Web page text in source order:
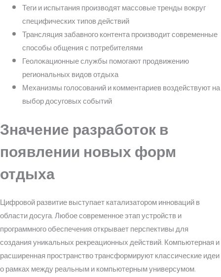
Теги и испытания производят массовые тренды вокруг
специфических типов действий
Трансляция забавного контента производит современные
способы общения с потребителями
Геолокационные службы помогают продвижению
региональных видов отдыха
Механизмы голосований и комментариев воздействуют на
выбор досуговых событий
Значение разработок в
появлении новых форм
отдыха
Цифровой развитие выступает катализатором инноваций в
области досуга. Любое современное этап устройств и
программного обеспечения открывает перспективы для
создания уникальных рекреационных действий. Компьютерная и
расширенная пространство трансформируют классические идеи
о рамках между реальным и компьютерным универсумом.